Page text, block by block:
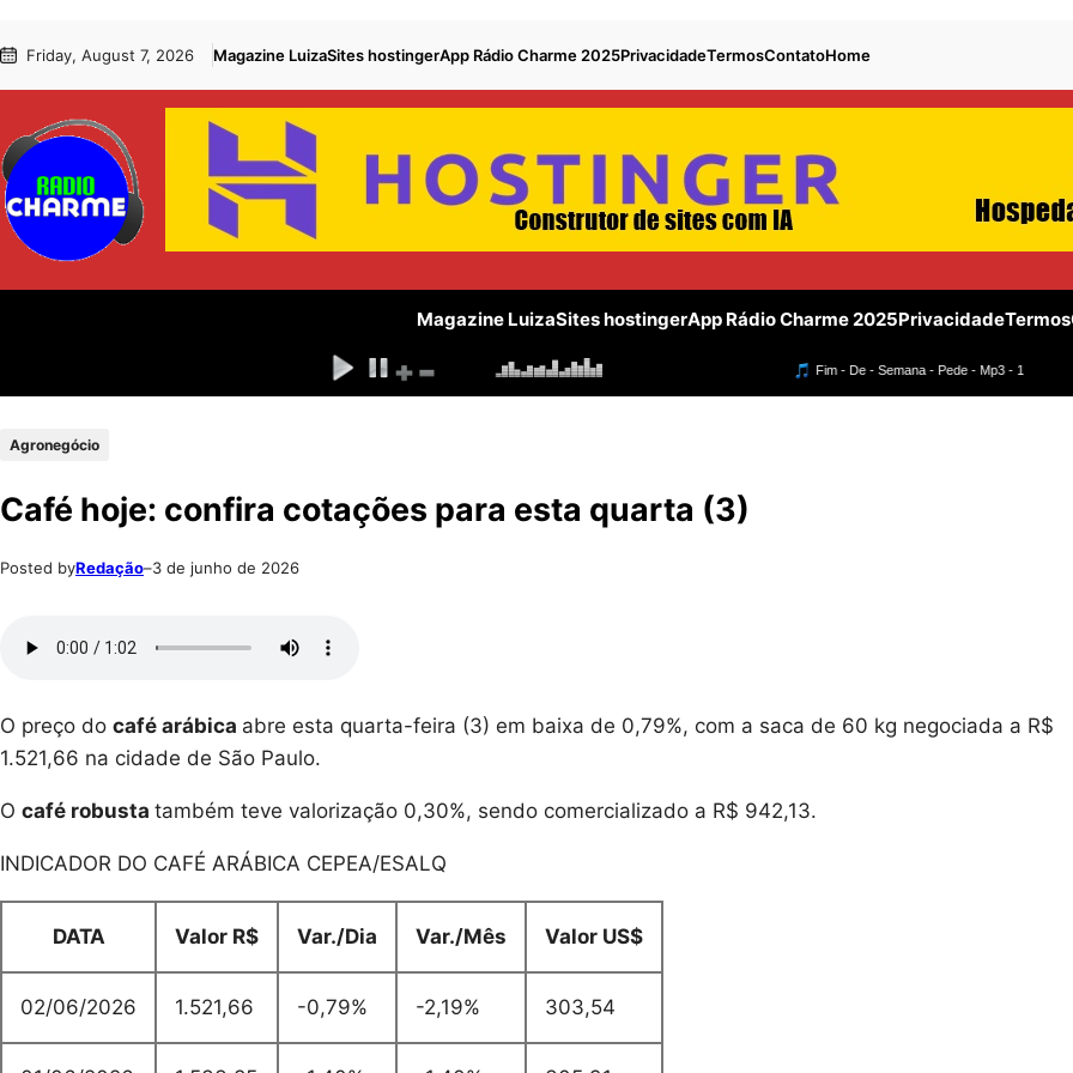
para
conteúdo
to Friday, August 7, 2026 Magazine LuizaSites hostingerApp Rádio Charme 2025PrivacidadeTermosContatoHome
Magazine LuizaSites hostingerApp Rádio Charme 2025PrivacidadeTermos
Agronegócio
Café hoje: confira cotações para esta quarta (3)
Posted byRedação–3 de junho de 2026
O preço do café arábica abre esta quarta-feira (3) em baixa de 0,79%, com a saca de 60 kg negociada a R$
1.521,66 na cidade de São Paulo.
O café robusta também teve valorização 0,30%, sendo comercializado a R$ 942,13.
INDICADOR DO CAFÉ ARÁBICA CEPEA/ESALQ
DATA Valor R$ Var./Dia Var./Mês Valor US$
02/06/2026 1.521,66 -0,79% -2,19% 303,54